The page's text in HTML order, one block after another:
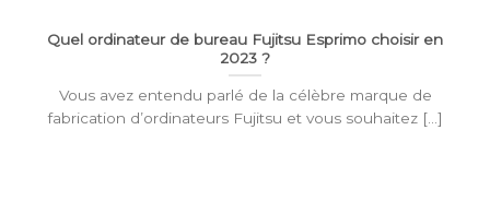
Quel ordinateur de bureau Fujitsu Esprimo choisir en
2023 ?
Vous avez entendu parlé de la célèbre marque de
fabrication d’ordinateurs Fujitsu et vous souhaitez [...]